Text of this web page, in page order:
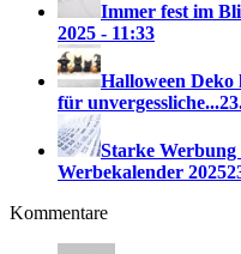
Immer fest im
2025 - 11:33
Halloween
für unvergessliche...
Starke Werbung
Werbekalender 2025
Kommentare